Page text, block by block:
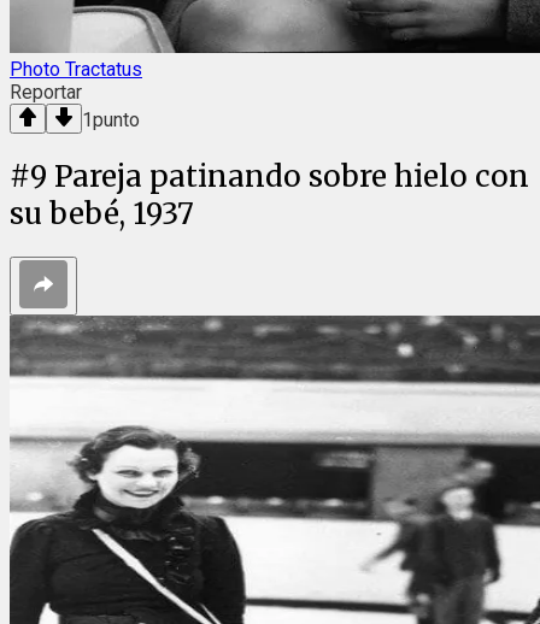
Photo Tractatus
Reportar
1punto
#9 Pareja patinando sobre hielo con
su bebé, 1937